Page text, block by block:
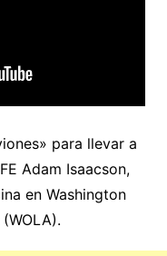
para llevar a
Adam Isaacson,
en Washington